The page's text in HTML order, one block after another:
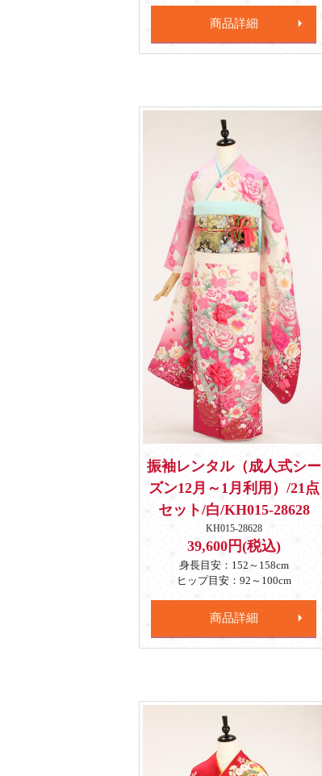
商品詳細
振袖レンタル（成人式シー
ズン12月～1月利用）/21点
セット/白/KH015-28628
KH015-28628
39,600円(税込)
身長目安：152～158cm
ヒップ目安：92～100cm
商品詳細